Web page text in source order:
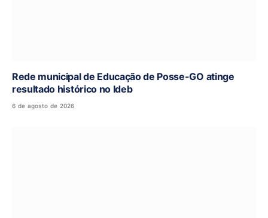
Rede municipal de Educação de Posse-GO atinge
resultado histórico no Ideb
6 de agosto de 2026